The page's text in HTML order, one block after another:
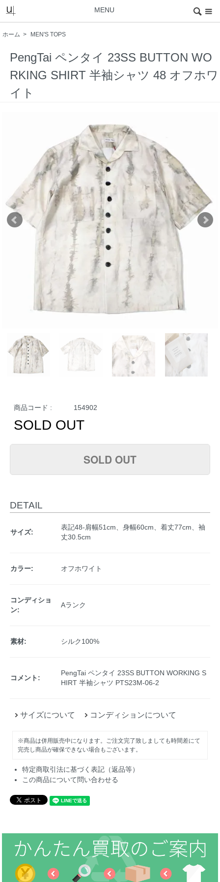
MENU
ホーム > MEN'S TOPS
PengTai ペンタイ 23SS BUTTON WO
RKING SHIRT 半袖シャツ 48 オフホワ
イト
商品コード : 154902
SOLD OUT
SOLD OUT
DETAIL
サイズ:
表記48-肩幅51cm、身幅60cm、着丈77cm、袖
丈30.5cm
カラー: オフホワイト
コンディショ
ン:
Aランク
素材: シルク100%
コメント:
PengTai ペンタイ 23SS BUTTON WORKING S
HIRT 半袖シャツ PTS23M-06-2
サイズについて コンディションについて
※商品は併用販売中になります。ご注文完了致しましても時間差にて
完売し商品が確保できない場合もございます。
特定商取引法に基づく表記（返品等）
この商品について問い合わせる